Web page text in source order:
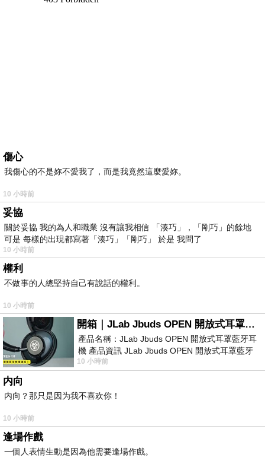
傷心
我傷心的不是妳不愛我了，而是我竟然這麼愛妳。
10 小時前
妥協
關於妥協 我的為人和職業 沒有讓我相信 「湊巧」，「剛巧」的餘地
可是 每樣的出現都寫著「湊巧」「剛巧」 於是 我問了
10 小時前
權利
不做事的人總堅持自己有說話的權利。
10 小時前
開箱｜JLab Jbuds OPEN 開放式耳罩藍牙耳機 - 設計美學，輕巧、透氣、環境音全物理達成！
產品名稱：JLab Jbuds OPEN 開放式耳罩藍牙耳
機 產品資訊 JLab Jbuds OPEN 開放式耳罩藍牙
耳機評語：非常有特色，值得喜愛美型工
10 小時前
内向
内向？那只是因为我不喜欢你！
10 小時前
逢場作戲
一個人表情生動是因為他需要逢場作戲。